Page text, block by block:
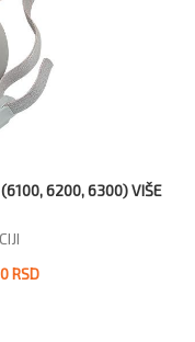
(6100, 6200, 6300) VIŠE
RSD